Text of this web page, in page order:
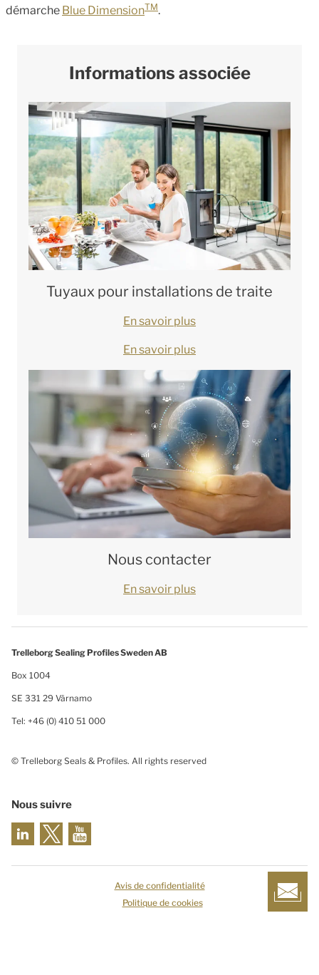
démarche Blue DimensionTM.
Informations associée
Tuyaux pour installations de traite
En savoir plus
En savoir plus
Nous contacter
En savoir plus
Trelleborg Sealing Profiles Sweden AB
Box 1004
SE 331 29 Värnamo
Tel: +46 (0) 410 51 000
© Trelleborg Seals & Profiles. All rights reserved
Nous suivre
Avis de confidentialité
Politique de cookies